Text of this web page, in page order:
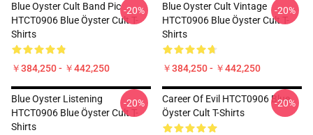
Blue Oyster Cult Band Pic
HTCT0906 Blue Öyster Cult T-
Shirts
￥384,250 - ￥442,250
-20%
Blue Oyster Cult Vintage
HTCT0906 Blue Öyster Cult T-
Shirts
￥384,250 - ￥442,250
-20%
Blue Oyster Listening
HTCT0906 Blue Öyster Cult T-
Shirts
-20%
Career Of Evil HTCT0906 Blue
Öyster Cult T-Shirts
-20%